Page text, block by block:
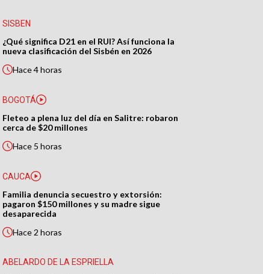
SISBEN
¿Qué significa D21 en el RUI? Así funciona la
nueva clasificación del Sisbén en 2026
Hace4 horas
BOGOTÁ
Fleteo a plena luz del día en Salitre: robaron
cerca de $20 millones
Hace 5 horas
CAUCA
Familia denuncia secuestro y extorsión:
pagaron $150 millones y su madre sigue
desaparecida
Hace2 horas
ABELARDO DE LA ESPRIELLA